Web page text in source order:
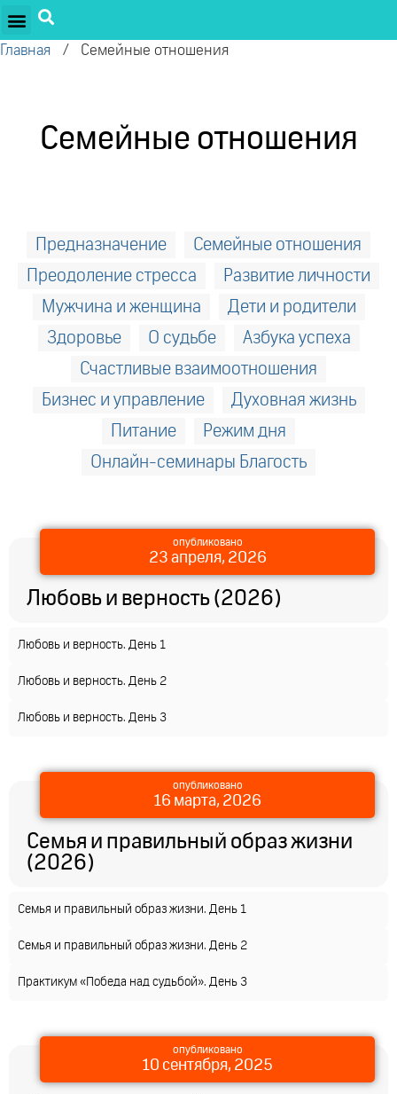
Главная / Семейные отношения
Семейные отношения
Предназначение
Семейные отношения
Преодоление стресса
Развитие личности
Мужчина и женщина
Дети и родители
Здоровье
О судьбе
Азбука успеха
Счастливые взаимоотношения
Бизнес и управление
Духовная жизнь
Питание
Режим дня
Онлайн-семинары Благость
опубликовано
23 апреля, 2026
Любовь и верность (2026)
Любовь и верность. День 1
Любовь и верность. День 2
Любовь и верность. День 3
опубликовано
16 марта, 2026
Семья и правильный образ жизни
(2026)
Семья и правильный образ жизни. День 1
Семья и правильный образ жизни. День 2
Практикум «Победа над судьбой». День 3
опубликовано
10 сентября, 2025